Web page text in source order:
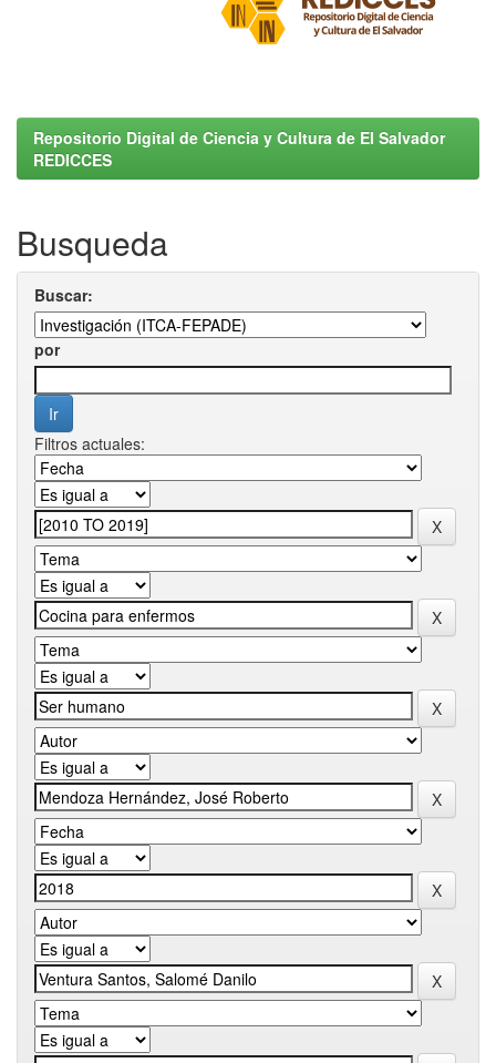
Repositorio Digital de Ciencia y Cultura de El Salvador
REDICCES
Busqueda
Buscar:
por
Filtros actuales: